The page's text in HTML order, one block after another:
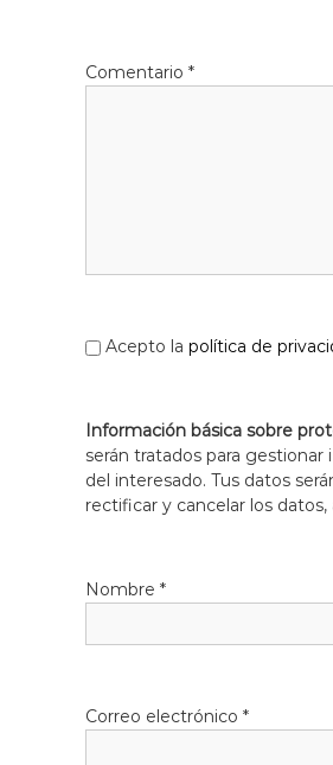
Comentario *
Acepto la política de
Información básica sobre
serán tratados para
del interesado. Tus datos
rectificar y cancelar los
Nombre *
Correo electrónico *